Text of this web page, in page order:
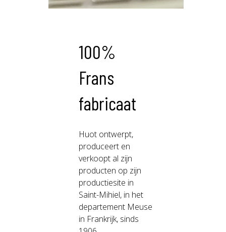
100%
Frans
fabricaat
Huot ontwerpt,
produceert en
verkoopt al zijn
producten op zijn
productiesite in
Saint-Mihiel, in het
departement Meuse
in Frankrijk, sinds